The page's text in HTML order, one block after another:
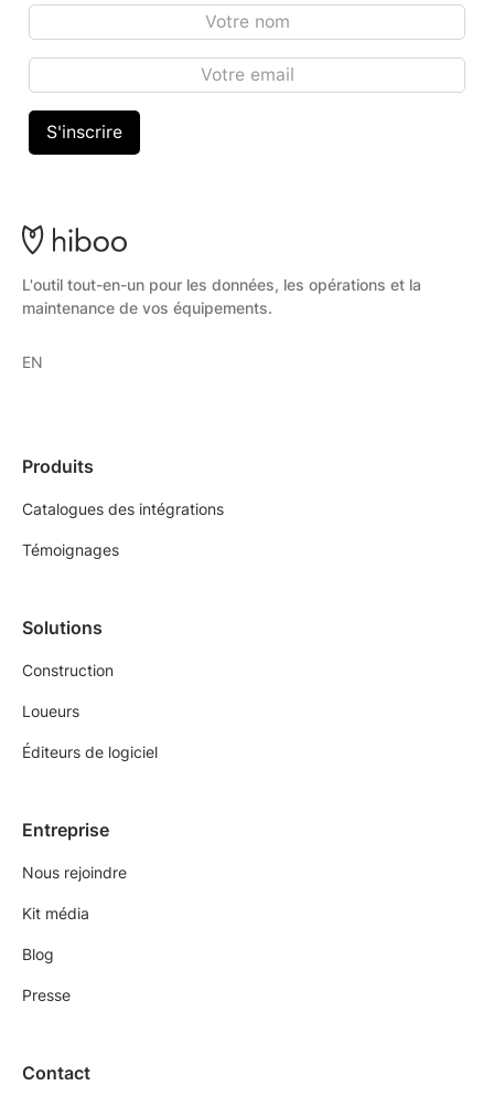
L'outil tout-en-un pour les données, les opérations et la
maintenance de vos équipements.
EN
Produits
Catalogues des intégrations
Témoignages
Solutions
Construction
Loueurs
Éditeurs de logiciel
Entreprise
Nous rejoindre
Kit média
Blog
Presse
Contact